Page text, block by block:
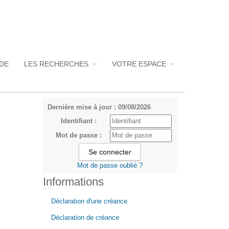
LES RECHERCHES VOTRE ESPACE
Dernière mise à jour : 09/08/2026
Identifiant :
Mot de passe :
Mot de passe oublié ?
Informations
Déclaration d'une créance
Déclaration de créance